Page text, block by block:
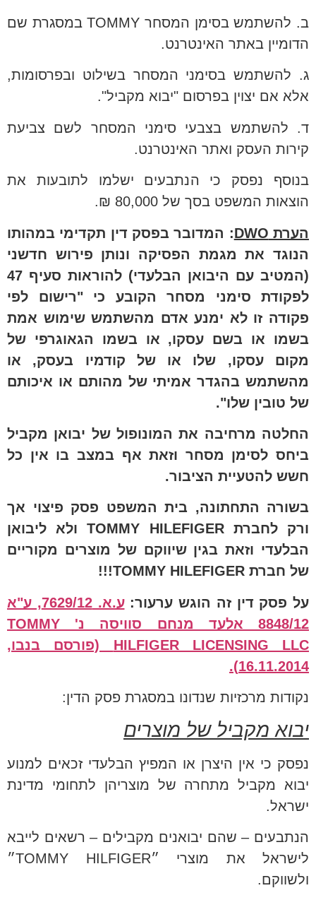
ב. להשתמש בסימן המסחר TOMMYבמסגרת שם
הדומיין באתר האינטרנט.
ג. להשתמש בסימני המסחר בשילוט ובפרסומות,
אלא אם יצוין בפרסום "יבוא מקביל".
ד. להשתמש בצבעי סימני המסחר לשם צביעת
קירות העסק ואתר האינטרנט.
בנוסף נפסק כי הנתבעים ישלמו לתובעות את
הוצאות המשפט בסך של 80,000 ₪.
הערת DWO: המדובר בפסק דין תקדימי במהותו
הנוגד את מגמת הפסיקה ונותן פירוש חדשני
(המטיב עם היבואן הבלעדי) להוראות סעיף 47
לפקודת סימני מסחר הקובע כי "רישום לפי
פקודה זו לא ימנע אדם מהשתמש שימוש אמת
בשמו או בשם עסקו, או בשמו הגאוגרפי של
מקום עסקו, שלו או של קודמיו בעסק, או
מהשתמש בהגדר אמיתי של מהותם או איכותם
של טובין שלו".
החלטה מרחיבה את המונופול של יבואן מקביל
ביחס לסימן מסחר וזאת אף במצב בו אין כל
חשש להטעיית הציבור.
בשורה התחתונה, בית המשפט פסק פיצוי אך
ורק לחברתTOMMY HILEFIGERולא ליבואן
הבלעדי וזאת בגין שיווקם של מוצרים מקוריים
של חברת TOMMY HILEFIGER
!!!
על פסק דין זה הוגש ערעור:
ע.א. 7629/12, ע"א
8848/12 אלעד מנחם סוויסה נ' TOMMY
HILFIGER LICENSING LLC (פורסם בנבו,
16.11.2014).
נקודות מרכזיות שנדונו במסגרת פסק הדין:
יבוא מקביל של מוצרים
נפסק כי אין היצרן או המפיץ הבלעדי זכאים למנוע
יבוא מקביל מתחרה של מוצריהן לתחומי מדינת
ישראל.
הנתבעים – שהם יבואנים מקבילים – רשאים לייבא
לישראל את מוצרי ״TOMMY HILFIGER״
ולשווקם.